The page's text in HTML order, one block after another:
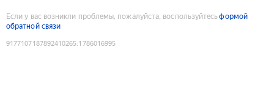
Если у вас возникли проблемы, пожалуйста, воспользуйтесьформой
обратной связи
9177107187892410265:1786016995